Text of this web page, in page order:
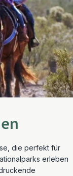
die perfekt für
erleben